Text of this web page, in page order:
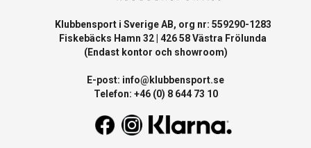
Klubbensport i Sverige AB, org nr: 559290-1283
Fiskebäcks Hamn 32 | 426 58 Västra Frölunda
(Endast kontor och showroom)
E-post: info@klubbensport.se
Telefon: +46 (0) 8 644 73 10